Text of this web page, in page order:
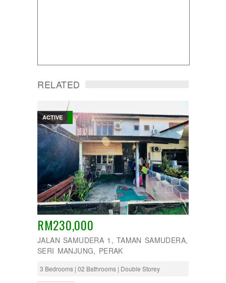
RELATED
ACTIVE
RM230,000
JALAN SAMUDERA 1, TAMAN SAMUDERA,
SERI MANJUNG, PERAK
3 Bedrooms | 02 Bathrooms | Double Storey